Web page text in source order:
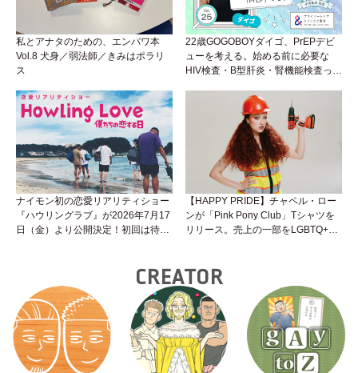
私とアナタのための、エンパワ本
Vol.8 犬身／弱法師／きみはポラリ
ス
22歳GOGOBOYダイゴ、PrEPデビ
ューを考える。始める前に必要な
HIV検査・B型肝炎・腎機能検査っ
性トーク～聞きにくいことは小堀先
生に聞けばイイ！（Vol.25）
ナイモン初の恋愛リアリティショー
『ハウリングラブ』が2026年7月17
日（金）より公開決定！初回は待望
【HAPPY PRIDE】チャペル・ロー
ンが「Pink Pony Club」Tシャツを
リリース。売上の一部をLGBTQ+＆
CREATOR